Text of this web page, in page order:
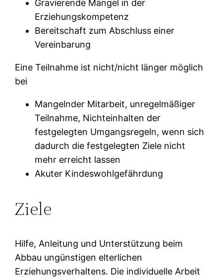
Gravierende Mängel in der
Erziehungskompetenz
Bereitschaft zum Abschluss einer
Vereinbarung
Eine Teilnahme ist nicht/nicht länger möglich
bei
Mangelnder Mitarbeit, unregelmäßiger
Teilnahme, Nichteinhalten der
festgelegten Umgangsregeln, wenn sich
dadurch die festgelegten Ziele nicht
mehr erreicht lassen
Akuter Kindeswohlgefährdung
Ziele
Hilfe, Anleitung und Unterstützung beim
Abbau ungünstigen elterlichen
Erziehungsverhaltens. Die individuelle Arbeit